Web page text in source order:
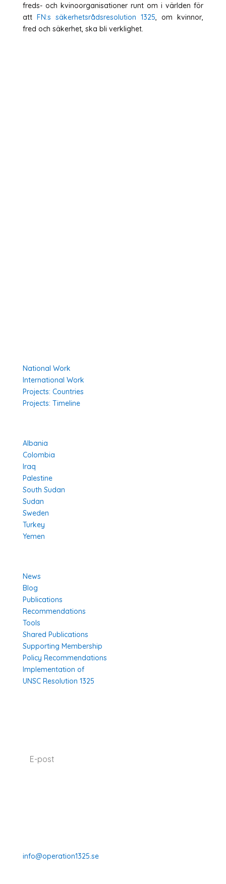
freds- och kvinoorganisationer runt om i världen för
att FN:s säkerhetsrådsresolution 1325, om kvinnor,
fred och säkerhet, ska bli verklighet.
National Work
International Work
Projects: Countries
Projects: Timeline
Albania
Colombia
Iraq
Palestine
South Sudan
Sudan
Sweden
Turkey
Yemen
News
Blog
Publications
Recommendations
Tools
Shared Publications
Supporting Membership
Policy Recommendations
Implementation of
UNSC Resolution 1325
info@operation1325.se